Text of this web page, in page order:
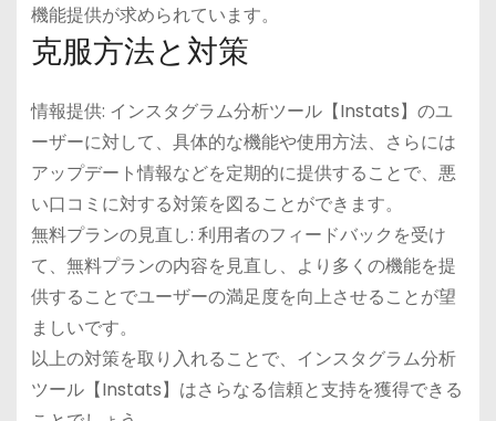
機能提供が求められています。
克服方法と対策
情報提供: インスタグラム分析ツール【Instats】のユ
ーザーに対して、具体的な機能や使用方法、さらには
アップデート情報などを定期的に提供することで、悪
い口コミに対する対策を図ることができます。
無料プランの見直し: 利用者のフィードバックを受け
て、無料プランの内容を見直し、より多くの機能を提
供することでユーザーの満足度を向上させることが望
ましいです。
以上の対策を取り入れることで、インスタグラム分析
ツール【Instats】はさらなる信頼と支持を獲得できる